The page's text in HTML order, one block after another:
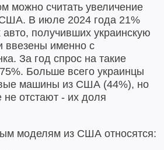
можно считать увеличение
США. В июле 2024 года 21%
получивших украинскую
ввезены именно с
За год спрос на такие
Больше всего украинцы
машины из США (44%), но
не отстают - их доля
моделям из США относятся: